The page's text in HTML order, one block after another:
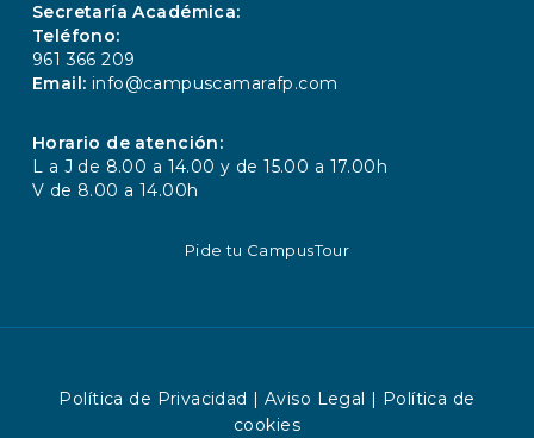
Secretaría Académica:
Teléfono:
961 366 209
Email: info@campuscamarafp.com
Horario de atención:
L a J de 8.00 a 14.00 y de 15.00 a 17.00h
V de 8.00 a 14.00h
Pide tu CampusTour
Política de Privacidad | Aviso Legal | Política de
cookies